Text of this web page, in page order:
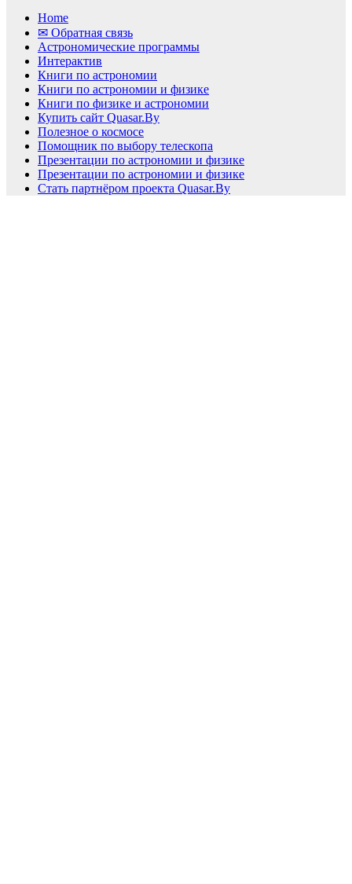
Home
✉ Обратная связь
Астрономические программы
Интерактив
Книги по астрономии
Книги по астрономии и физике
Книги по физике и астрономии
Купить сайт Quasar.By
Полезное о космосе
Помощник по выбору телескопа
Презентации по астрономии и физике
Презентации по астрономии и физике
Стать партнёром проекта Quasar.By